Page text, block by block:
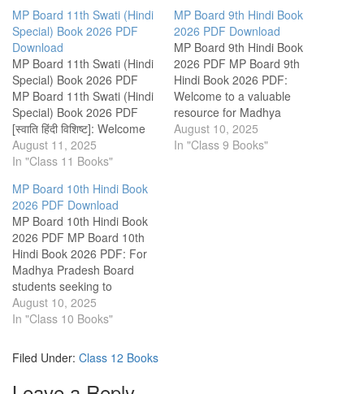
MP Board 11th Swati (Hindi
Special) Book 2026 PDF
Download
MP Board 11th Swati (Hindi
Special) Book 2026 PDF
MP Board 11th Swati (Hindi
Special) Book 2026 PDF
[स्वाति हिंदी विशिष्ट]: Welcome
to a valuable resource for
Madhya Pradesh Board
educational materials. This
platform offers a
comprehensive collection of
Class 11 Hindi literature
books in PDF format,…
August 11, 2025
In "Class 11 Books"
MP Board 9th Hindi Book
2026 PDF Download
MP Board 9th Hindi Book
2026 PDF MP Board 9th
Hindi Book 2026 PDF:
Welcome to a valuable
resource for Madhya
Pradesh Board students,
specifically those in the 9th
August 10, 2025
In "Class 9 Books"
MP Board 10th Hindi Book
2026 PDF Download
MP Board 10th Hindi Book
2026 PDF MP Board 10th
Hindi Book 2026 PDF: For
Madhya Pradesh Board
students seeking to
enhance their learning in
Hindi, an invaluable
platform offers a
comprehensive collection of
study materials and
August 10, 2025
In "Class 10 Books"
Filed Under: Class 12 Books